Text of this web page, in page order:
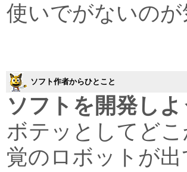
使いでがないの
ソフト作者からひとこと
ソフトを開発し
ボテッとしてど
覚のロボットが